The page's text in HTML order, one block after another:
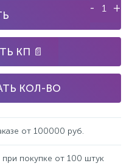
- +
КП 📄
КОЛ-ВО
от 100000 руб.
покупке от 100 штук